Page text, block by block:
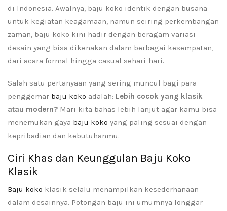
di Indonesia. Awalnya, baju koko identik dengan busana
untuk kegiatan keagamaan, namun seiring perkembangan
zaman, baju koko kini hadir dengan beragam variasi
desain yang bisa dikenakan dalam berbagai kesempatan,
dari acara formal hingga casual sehari-hari.
Salah satu pertanyaan yang sering muncul bagi para
penggemar baju koko adalah: Lebih cocok yang klasik
atau modern? Mari kita bahas lebih lanjut agar kamu bisa
menemukan gaya baju koko yang paling sesuai dengan
kepribadian dan kebutuhanmu.
Ciri Khas dan Keunggulan Baju Koko
Klasik
Baju koko klasik selalu menampilkan kesederhanaan
dalam desainnya. Potongan baju ini umumnya longgar